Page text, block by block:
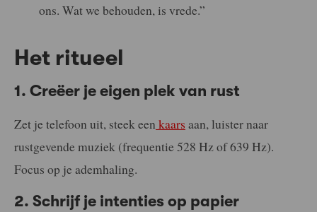
ons. Wat we behouden, is vrede.”
Het ritueel
1. Creëer je eigen plek van rust
Zet je telefoon uit, steek een kaars aan, luister naar
rustgevende muziek (frequentie 528 Hz of 639 Hz).
Focus op je ademhaling.
2. Schrijf je intenties op papier